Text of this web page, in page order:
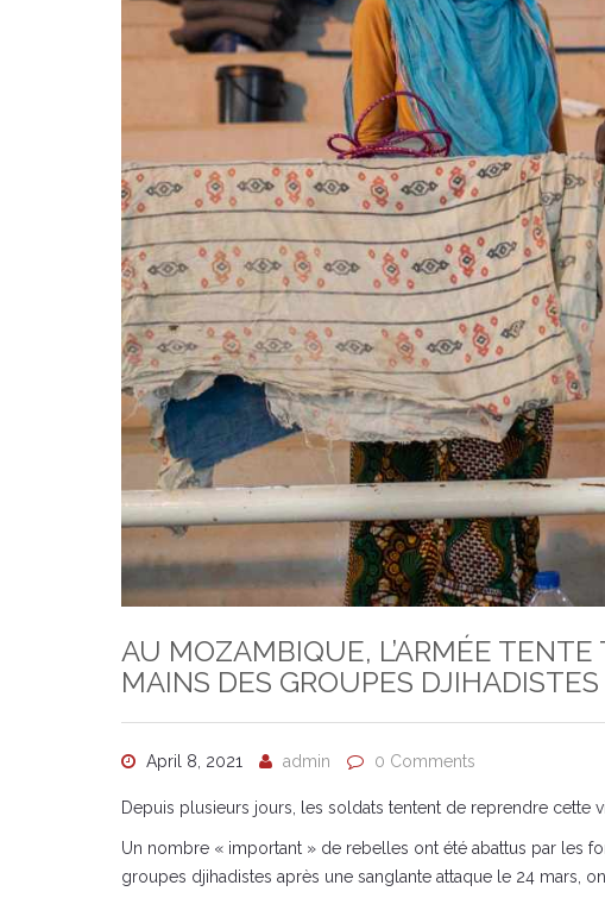
AU MOZAMBIQUE, L’ARMÉE
MAINS DES GROUPES DJIHADISTES
April 8, 2021 admin 0 Comments
Depuis plusieurs jours, les soldats tentent de reprendre cette
Un nombre « important » de rebelles ont été abattus par les
groupes djihadistes après une sanglante attaque le 24 mars,